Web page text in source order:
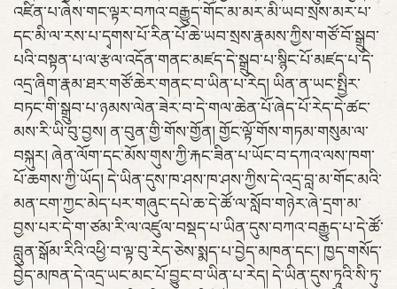
འཛིན་པ་ཞེས་གང་ལྟར་བཀའ་བརྒྱུད་གོང་མ་མར་མི་ཡབ་སྲས་མར་པ་
དང་མི་ལ་རས་པ་དྭགས་པོ་རིན་པོ་ཆེ་ཡབ་སྲས་རྣམས་ཀྱིས་གཙོ་བོ་སྒྲུབ་
པའི་བསྟན་པ་ལ་རྩལ་འདོན་གནང་མཛད་དེ་སྒྲུབ་པ་སྙིང་པོ་མཛད་པ་དེ་
འདྲ་ཞིག་རྣམ་ཐར་གཙོ་ཆེར་གནང་བ་ཡིན་པ་རེད། ཡིན་ན་ཡང་སྤྱིར་
བཏང་གི་སྒྲུབ་པ་ཉམས་ལེན་ཟེར་བ་དེ་གལ་ཆེན་པོ་ཞེད་པོ་རེད་དེ་ཚང་
མས་རི་ཡི་བུ་བྱས། ན་བུན་གྱི་གོས་གྱོན། གྱོང་ལྟོ་གོས་གཏམ་གསུམ་ལ་
བསྐུར། ཞེན་ལོག་དང་མོས་གུས་ཀྱི་རྐང་ཟིན་པ་ཡོང་བ་དཀའ་ལས་ཁག་
པོ་ཆགས་ཀྱི་ཡོད། དེ་ཡིན་དུས་ཁ་ཤས་ཁ་ཤས་ཀྱིས་དེ་འདྲ་བླ་མ་གོང་མའི་
མན་ངག་ཀྱང་མེད་པར་གཞུང་དཔེ་ཆ་དེ་ཚོ་ལ་སློབ་གཉེར་ཞེ་དྲག་མ་
བྱས་པར་དེ་ག་ཙམ་རི་ལ་འཛུལ་བསྡད་པ་ཡིན་དུས་བཀའ་བརྒྱུད་པ་དེ་ཚོ་
བླུན་སྒོམ་རིའི་འཕྱི་བ་ལྟ་བུ་རེད་ཅེས་སྨད་པ་བྱེད་མཁན་དང་། ཁྱད་གསོད་
བྱེད་མཁན་དེ་འདྲ་ཡང་མང་པོ་བྱུང་བ་ཡིན་པ་རེད། དེ་ཡིན་དུས་ཏཱའི་སི་ཏུ་